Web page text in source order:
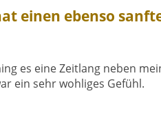
einen ebenso
es eine Zeitlang neben
ein sehr wohliges Gefühl.